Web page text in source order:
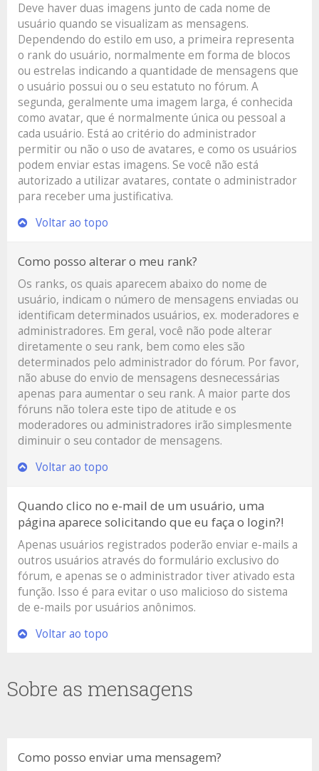
Deve haver duas imagens junto de cada nome de
usuário quando se visualizam as mensagens.
Dependendo do estilo em uso, a primeira representa
o rank do usuário, normalmente em forma de blocos
ou estrelas indicando a quantidade de mensagens que
o usuário possui ou o seu estatuto no fórum. A
segunda, geralmente uma imagem larga, é conhecida
como avatar, que é normalmente única ou pessoal a
cada usuário. Está ao critério do administrador
permitir ou não o uso de avatares, e como os usuários
podem enviar estas imagens. Se você não está
autorizado a utilizar avatares, contate o administrador
para receber uma justificativa.
Voltar ao topo
Como posso alterar o meu rank?
Os ranks, os quais aparecem abaixo do nome de
usuário, indicam o número de mensagens enviadas ou
identificam determinados usuários, ex. moderadores e
administradores. Em geral, você não pode alterar
diretamente o seu rank, bem como eles são
determinados pelo administrador do fórum. Por favor,
não abuse do envio de mensagens desnecessárias
apenas para aumentar o seu rank. A maior parte dos
fóruns não tolera este tipo de atitude e os
moderadores ou administradores irão simplesmente
diminuir o seu contador de mensagens.
Voltar ao topo
Quando clico no e-mail de um usuário, uma
página aparece solicitando que eu faça o login?!
Apenas usuários registrados poderão enviar e-mails a
outros usuários através do formulário exclusivo do
fórum, e apenas se o administrador tiver ativado esta
função. Isso é para evitar o uso malicioso do sistema
de e-mails por usuários anônimos.
Voltar ao topo
Sobre as mensagens
Como posso enviar uma mensagem?